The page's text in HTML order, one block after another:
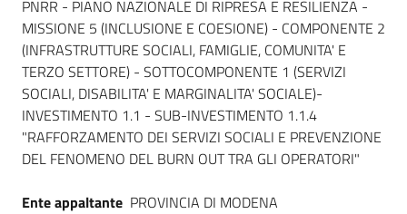
PNRR - PIANO NAZIONALE DI RIPRESA E RESILIENZA -
MISSIONE 5 (INCLUSIONE E COESIONE) - COMPONENTE 2
(INFRASTRUTTURE SOCIALI, FAMIGLIE, COMUNITA' E
TERZO SETTORE) - SOTTOCOMPONENTE 1 (SERVIZI
SOCIALI, DISABILITA' E MARGINALITA' SOCIALE)-
INVESTIMENTO 1.1 - SUB-INVESTIMENTO 1.1.4
"RAFFORZAMENTO DEI SERVIZI SOCIALI E PREVENZIONE
DEL FENOMENO DEL BURN OUT TRA GLI OPERATORI"
Ente appaltante PROVINCIA DI MODENA